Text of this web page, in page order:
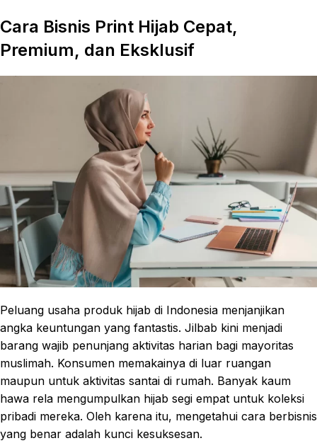
Cara Bisnis Print Hijab Cepat,
Premium, dan Eksklusif
Peluang usaha produk hijab di Indonesia menjanjikan
angka keuntungan yang fantastis. Jilbab kini menjadi
barang wajib penunjang aktivitas harian bagi mayoritas
muslimah. Konsumen memakainya di luar ruangan
maupun untuk aktivitas santai di rumah. Banyak kaum
hawa rela mengumpulkan hijab segi empat untuk koleksi
pribadi mereka. Oleh karena itu, mengetahui cara berbisnis
yang benar adalah kunci kesuksesan.